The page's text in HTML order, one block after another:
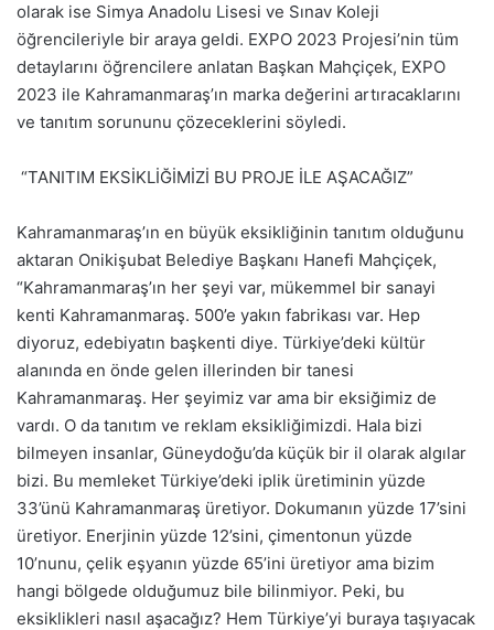
olarak ise Simya Anadolu Lisesi ve Sınav Koleji
öğrencileriyle bir araya geldi. EXPO 2023 Projesi’nin tüm
detaylarını öğrencilere anlatan Başkan Mahçiçek, EXPO
2023 ile Kahramanmaraş’ın marka değerini artıracaklarını
ve tanıtım sorununu çözeceklerini söyledi.
“TANITIM EKSİKLİĞİMİZİ BU PROJE İLE AŞACAĞIZ”
Kahramanmaraş’ın en büyük eksikliğinin tanıtım olduğunu
aktaran Onikişubat Belediye Başkanı Hanefi Mahçiçek,
“Kahramanmaraş’ın her şeyi var, mükemmel bir sanayi
kenti Kahramanmaraş. 500’e yakın fabrikası var. Hep
diyoruz, edebiyatın başkenti diye. Türkiye’deki kültür
alanında en önde gelen illerinden bir tanesi
Kahramanmaraş. Her şeyimiz var ama bir eksiğimiz de
vardı. O da tanıtım ve reklam eksikliğimizdi. Hala bizi
bilmeyen insanlar, Güneydoğu’da küçük bir il olarak algılar
bizi. Bu memleket Türkiye’deki iplik üretiminin yüzde
33’ünü Kahramanmaraş üretiyor. Dokumanın yüzde 17’sini
üretiyor. Enerjinin yüzde 12’sini, çimentonun yüzde
10’nunu, çelik eşyanın yüzde 65’ini üretiyor ama bizim
hangi bölgede olduğumuz bile bilinmiyor. Peki, bu
eksiklikleri nasıl aşacağız? Hem Türkiye’yi buraya taşıyacak